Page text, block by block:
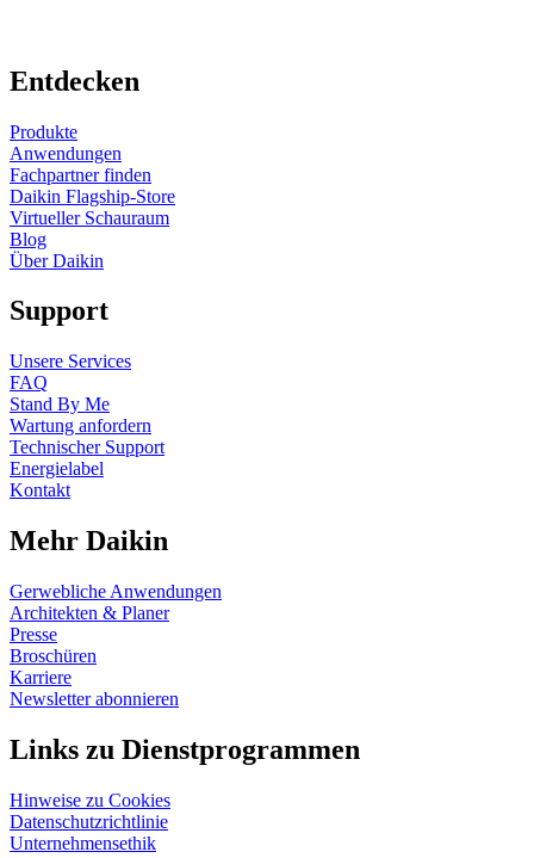
Entdecken
Produkte
Anwendungen
Fachpartner finden
Daikin Flagship-Store
Virtueller Schauraum
Blog
Über Daikin
Support
Unsere Services
FAQ
Stand By Me
Wartung anfordern
Technischer Support
Energielabel
Kontakt
Mehr Daikin
Gerwebliche Anwendungen
Architekten & Planer
Presse
Broschüren
Karriere
Newsletter abonnieren
Links zu Dienstprogrammen
Hinweise zu Cookies
Datenschutzrichtlinie
Unternehmensethik